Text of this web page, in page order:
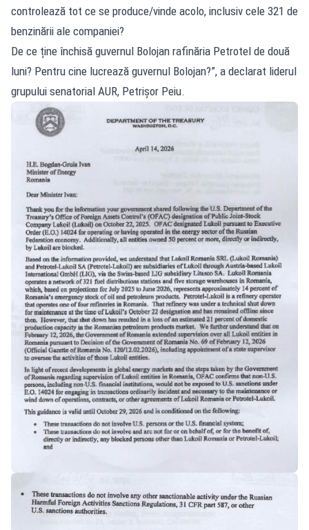
controlează tot ce se produce/vinde acolo, inclusiv cele 321 de
benzinării ale companiei?
De ce ține închisă guvernul Bolojan rafinăria Petrotel de două
luni? Pentru cine lucrează guvernul Bolojan?”, a declarat liderul
grupului senatorial AUR, Petrișor Peiu.